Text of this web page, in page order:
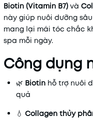
Biotin (Vitamin B7) và
này giúp nuôi dưỡng
mang lại mái tóc chắc
spa mỗi ngày.
Công dụng
🌿 Biotin hỗ trợ nuôi
quả
💧 Collagen thủy